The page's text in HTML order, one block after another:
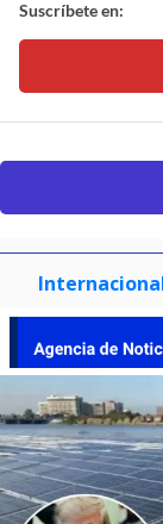
Suscríbete en: